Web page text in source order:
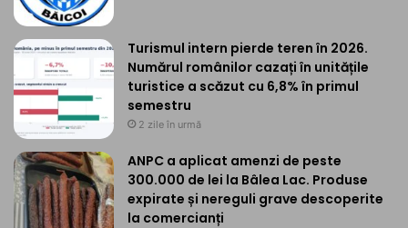
Turismul intern pierde teren în 2026.
Numărul românilor cazați în unitățile
turistice a scăzut cu 6,8% în primul
semestru
2 zile în urmă
ANPC a aplicat amenzi de peste
300.000 de lei la Bâlea Lac. Produse
expirate și nereguli grave descoperite
la comercianți